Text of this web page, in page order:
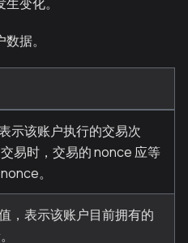
据。
示该账户执行的交易次
易时，交易的 nonce 应等
。
，表示该账户目前拥有的